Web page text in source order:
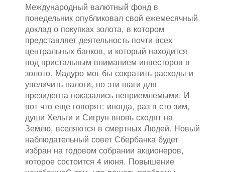
Международный валютный фонд в
понедельник опубликовал свой ежемесячный
доклад о покупках золота, в котором
представляет деятельность почти всех
центральных банков, и который находится
под пристальным вниманием инвесторов в
золото. Мадуро мог бы сократить расходы и
увеличить налоги, но эти шаги для
президента показались неприемлемыми. И
вот что еще говорят: иногда, раз в сто зим,
души Хельги и Сигрун вновь сходят на
Землю, вселяются в смертных Людей. Новый
наблюдательный совет Сбербанка будет
избран на годовом собрании акционеров,
которое состоится 4 июня. Повышение